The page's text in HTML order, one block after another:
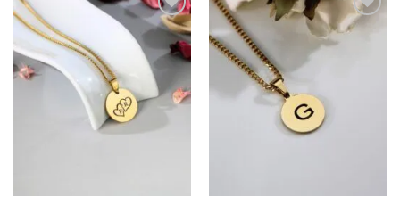
Ajouter
à la liste
de
souhaits
Ajouter